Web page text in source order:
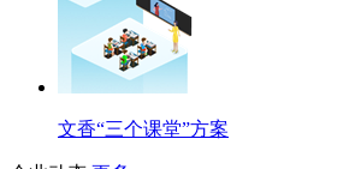
文香“三个课堂”方案